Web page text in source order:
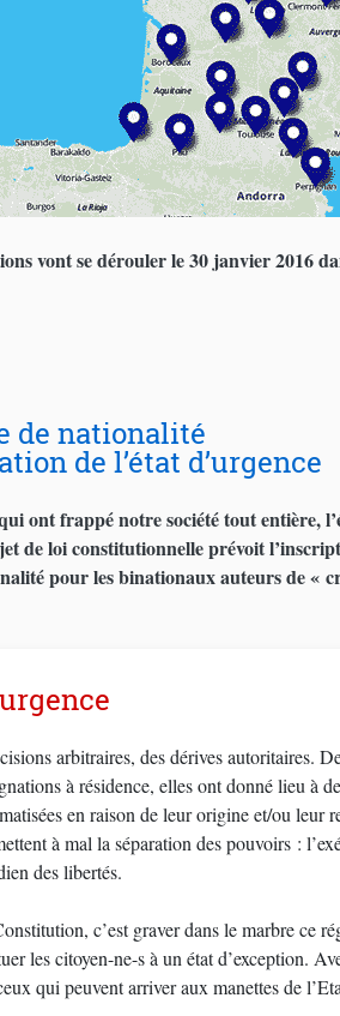
vont se dérouler le 30 janvier 2016
de nationalité
de l’état d’urgence
ont frappé notre société tout entière,
de loi constitutionnelle prévoit
pour les binationaux auteurs de «
arbitraires, des dérives autoritaires.
à résidence, elles ont donné lieu à
en raison de leur origine et/ou leur
à mal la séparation des pouvoirs :
des libertés.
c’est graver dans le marbre ce
les citoyen-ne-s à un état d’exception.
qui peuvent arriver aux manettes de